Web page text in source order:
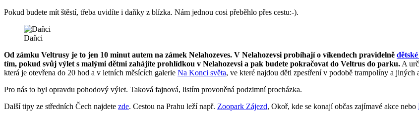
Pokud budete mít štěstí, třeba uvidíte i daňky z blízka. Nám jednou cosi přeběhlo přes cestu:-).
Daňci
Od zámku Veltrusy je to jen 10 minut autem na zámek Nelahozeves. V Nelahozevsi probíhají o víkendech pravidelně
tím, pokud svůj výlet s malými dětmi zahájíte prohlídkou v Nelahozevsi a pak budete pokračovat do Veltrus do parku. A
která je otevřena do 20 hod a v letních měsících galerie Na Konci světa, ve které najdou děti zpestření v podobě trampolíny a jiných
Pro nás to byl opravdu pohodový výlet. Taková fajnová, listím provoněná podzimní procházka.
Další tipy ze středních Čech najdete zde. Cestou na Prahu leží např. Zoopark Zájezd, Okoř, kde se konají občas zajímavé akce nebo